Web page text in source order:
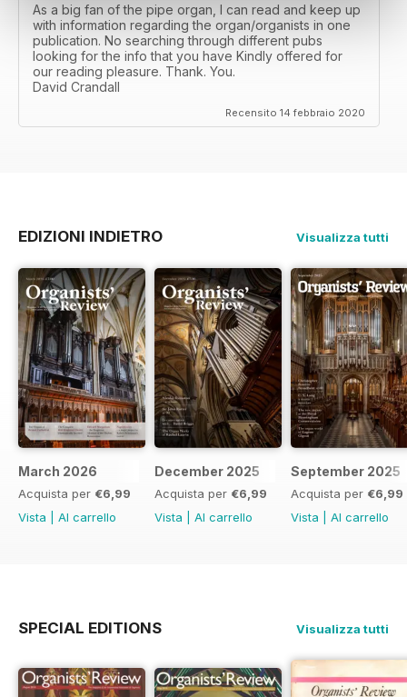
As a big fan of the pipe organ, I can read and keep up
with information regarding the organ/organists in one
publication. No searching through different pubs
looking for the info that you have Kindly offered for
our reading pleasure. Thank. You.
David Crandall
Recensito 14 febbraio 2020
EDIZIONI INDIETRO Visualizza tutti
March 2026
Acquista per €6,99
Vista
Al carrello
December 2025
Acquista per €6,99
Vista
Al carrello
September 2025
Acquista per €6,99
Vista
Al carrello
SPECIAL EDITIONS Visualizza tutti